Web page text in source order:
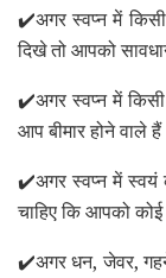
✔️अगर स्वप्न में किसी
दिखे तो आपको
✔️अगर स्वप्न में किसी
आप बीमार होने वाले
✔️अगर स्वप्न में स्वयं
चाहिए कि आपको कोई
✔️अगर धन,जेवर,